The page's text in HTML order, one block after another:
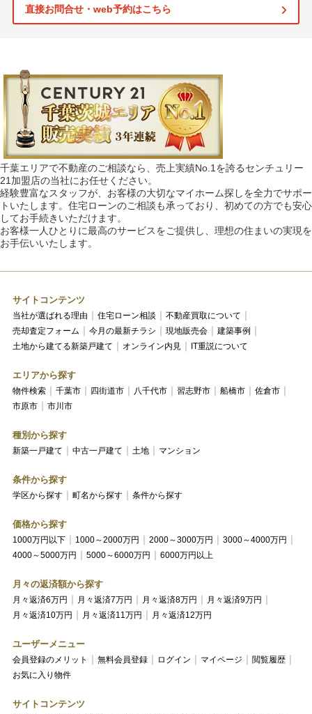
直接お問合せ・web予約はこちら
千葉エリアで不動産のご相談なら、売上実績No.1を誇るセンチュリー
21加盟店の当社にお任せください。
経験豊富なスタッフが、お客様の大切なマイホーム探しを全力でサポー
トいたします。住宅ローンのご相談も承っており、初めての方でも安心
してお手続きいただけます。
お客様一人ひとりに最高のサービスをご提供し、理想の住まいの実現を
お手伝いいたします。
サイトコンテンツ
当社が選ばれる理由 住宅ローン相談
不動産買取について
売却査定フォーム
今月の最新チラシ 現地販売会
建築事例
土地から建てる新築戸建て
オンライン内見 IT重説について
エリアから探す
物件検索 千葉市 四街道市 八千代市 習志野市 船橋市
佐倉市
市原市
市川市
種別から探す
新築一戸建て 中古一戸建て 土地 マンション
条件から探す
学区から探す 町名から探す 条件から探す
価格から探す
1000万円以下 1000～2000万円 2000～3000万円
3000～4000万円
4000～5000万円
5000～6000万円 6000万円以上
月々の返済額から探す
月々返済6万円 月々返済7万円 月々返済8万円
月々返済9万円
月々返済10万円
月々返済11万円 月々返済12万円
ユーザーメニュー
会員登録のメリット 無料会員登録 ログイン マイページ
閲覧履歴
お気に入り物件
サイトコンテンツ